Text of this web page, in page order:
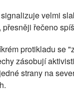
velmi
řečeno
protikladu se
zásobují
strany na